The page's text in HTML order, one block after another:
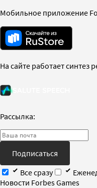
Мобильное приложение
На сайте работает синтез
Рассылка:
Подписаться
Все сразу
Новости Forbes Games